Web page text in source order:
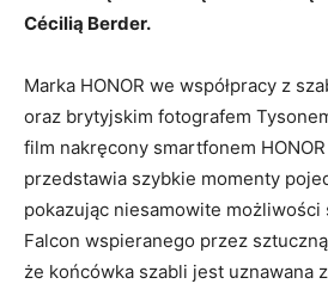
Cécilią Berder.
Marka HONOR we współpracy z
oraz brytyjskim fotografem
film nakręcony smartfonem
przedstawia szybkie momenty
pokazując niesamowite możliwości
Falcon wspieranego przez
że końcówka szabli jest uznawana